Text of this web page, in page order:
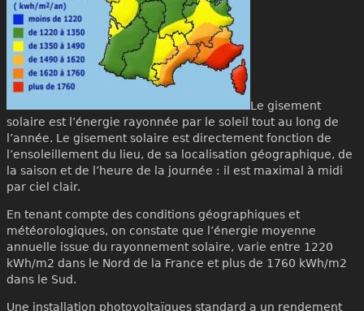
Le gisement
solaire est l’énergie rayonnée par le soleil tout au long de
l’année. Le gisement solaire est directement fonction de
l’ensoleillement du lieu, de sa localisation géographique, de
la saison et de l’heure de la journée : il est maximal à midi
par ciel clair.
En tenant compte des conditions géographiques et
météorologiques, on constate que l’énergie moyenne
annuelle issue du rayonnement solaire, varie entre 1220
kWh/m2 dans le Nord de la France et plus de 1760 kWh/m2
dans le Sud.
Une installation photovoltaïques standard a un rendement